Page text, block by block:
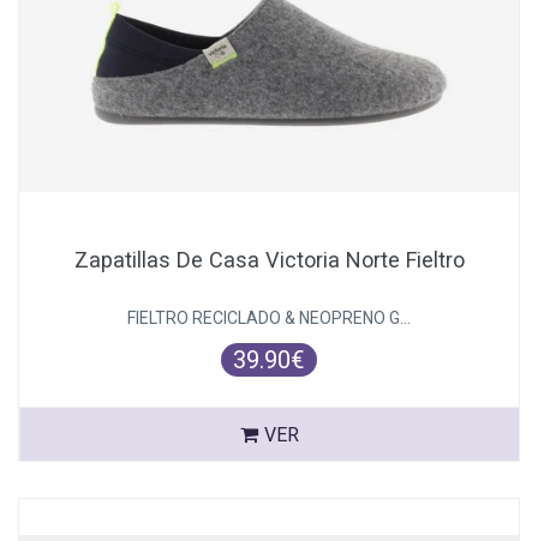
Zapatillas De Casa Victoria Norte Fieltro
FIELTRO RECICLADO & NEOPRENO G...
39.90€
VER